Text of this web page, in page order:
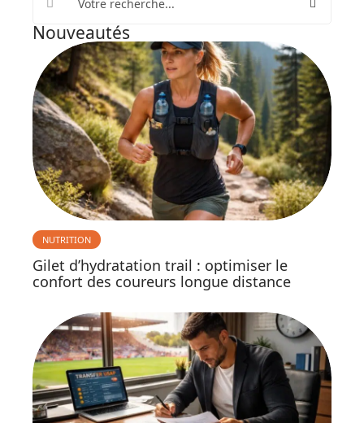
Nouveautés
NUTRITION
Gilet d’hydratation trail : optimiser le
confort des coureurs longue distance